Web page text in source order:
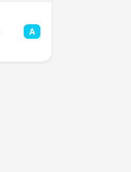
A